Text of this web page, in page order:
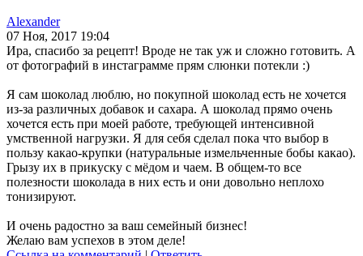
Alexander
07 Ноя, 2017 19:04
Ира, спасибо за рецепт! Вроде не так уж и сложно готовить. А
от фотографий в инстаграмме прям слюнки потекли :)
Я сам шоколад люблю, но покупной шоколад есть не хочется
из-за различных добавок и сахара. А шоколад прямо очень
хочется есть при моей работе, требующей интенсивной
умственной нагрузки. Я для себя сделал пока что выбор в
пользу какао-крупки (натуральные измельченные бобы какао).
Грызу их в прикуску с мёдом и чаем. В общем-то все
полезности шоколада в них есть и они довольно неплохо
тонизируют.
И очень радостно за ваш семейный бизнес!
Желаю вам успехов в этом деле!